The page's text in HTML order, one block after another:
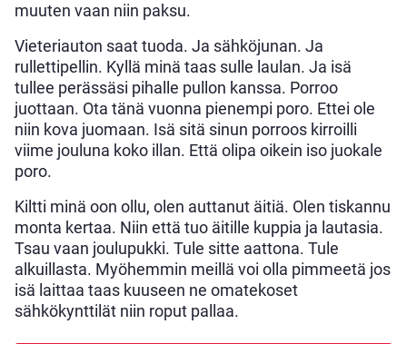
muuten vaan niin paksu.
Vieteriauton saat tuoda. Ja sähköjunan. Ja
rullettipellin. Kyllä minä taas sulle laulan. Ja isä
tullee perässäsi pihalle pullon kanssa. Porroo
juottaan. Ota tänä vuonna pienempi poro. Ettei ole
niin kova juomaan. Isä sitä sinun porroos kirroilli
viime jouluna koko illan. Että olipa oikein iso juokale
poro.
Kiltti minä oon ollu, olen auttanut äitiä. Olen tiskannu
monta kertaa. Niin että tuo äitille kuppia ja lautasia.
Tsau vaan joulupukki. Tule sitte aattona. Tule
alkuillasta. Myöhemmin meillä voi olla pimmeetä jos
isä laittaa taas kuuseen ne omatekoset
sähkökynttilät niin roput pallaa.